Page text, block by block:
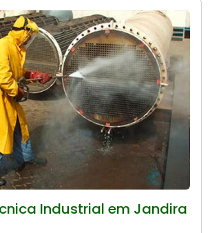
Industrial em Jandira